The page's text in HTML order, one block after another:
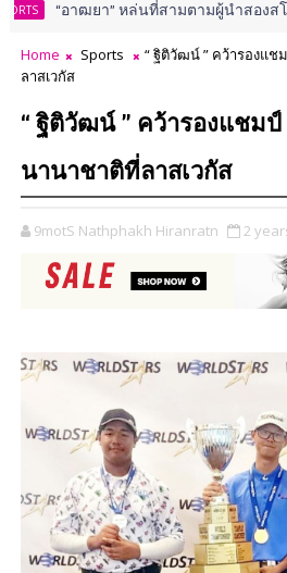
ยา” หล่นที่สามตามผู้นำสองสโตรค ครึ่งทา
Home Sports
“ ฐิติวัฒน์ ” คว้ารองแ
ลาสเวกัส
“ ฐิติวัฒน์ ” คว้ารองแชม
นานาชาติที่ลาสเวกัส
9motS Nathphakh Hiranratn 2